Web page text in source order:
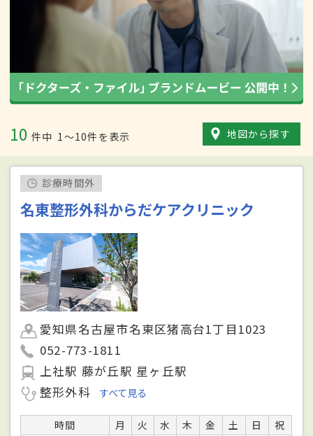
10 件中 1〜10件を表示 地図から探す
診療時間外
名東整形外科からだケアクリニック
愛知県名古屋市名東区猪高台1丁目1023
052-773-1811
上社駅 藤が丘駅 星ヶ丘駅
整形外科
すべて見る
時間 月 火 水 木 金 土 日
祝